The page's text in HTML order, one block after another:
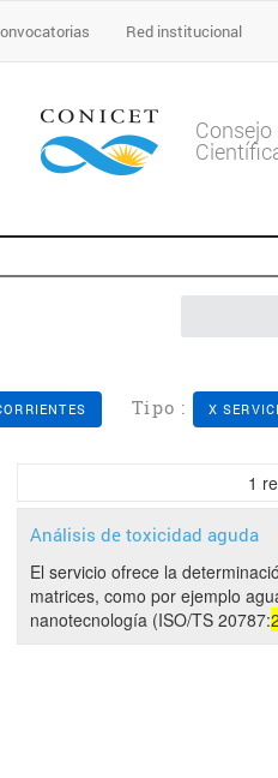
Red institucional
Tipo : X
1
Análisis de toxicidad aguda
El servicio ofrece la
matrices, como por ejemplo
nanotecnología (ISO/TS 20787: